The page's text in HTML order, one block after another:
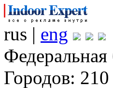
rus | eng
Федеральная
Городов: 210